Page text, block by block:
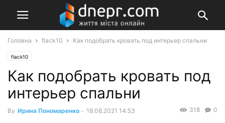
Головна flack10 Как подобрать кровать под интерьер спальни
flack10
Как подобрать кровать под
интерьер спальни
By Ирина Пономаренко - 18.08.2021 14:53 0
318